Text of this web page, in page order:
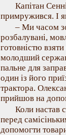
Капітан
примружився. І
– Ми часом
розбалувані,
готовністю
молодший
пальне для
один із його
трактора.
прийшов на
Коли настав
перед
допомогти